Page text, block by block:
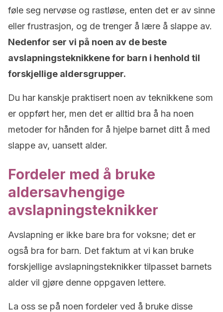
føle seg nervøse og rastløse, enten det er av sinne
eller frustrasjon, og de trenger å lære å slappe av.
Nedenfor ser vi på noen av de beste
avslapningsteknikkene for barn i henhold til
forskjellige aldersgrupper.
Du har kanskje praktisert noen av teknikkene som
er oppført her, men det er alltid bra å ha noen
metoder for hånden for å hjelpe barnet ditt å med
slappe av, uansett alder.
Fordeler med å bruke
aldersavhengige
avslapningsteknikker
Avslapning er ikke bare bra for voksne; det er
også bra for barn. Det faktum at vi kan bruke
forskjellige avslapningsteknikker tilpasset barnets
alder vil gjøre denne oppgaven lettere.
La oss se på noen fordeler ved å bruke disse